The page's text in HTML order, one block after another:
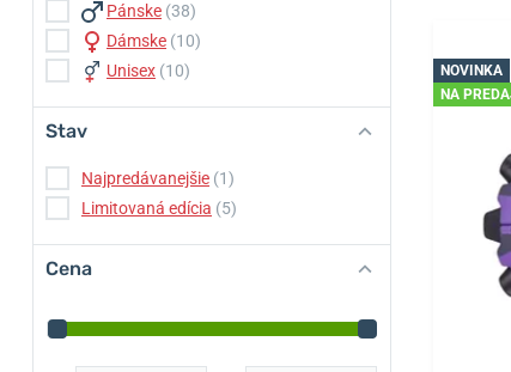
Pánske (38)
Dámske (10)
Unisex (10)
Stav
Najpredávanejšie (1)
Limitovaná edícia (5)
Cena
NOVINKA
NA